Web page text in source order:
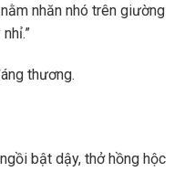
nhăn nhó trên giường
thương.
bật dậy, thở hồng hộc